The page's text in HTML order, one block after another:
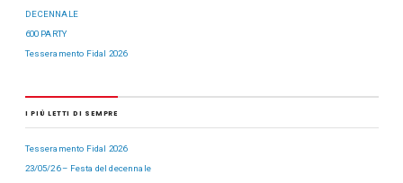
DECENNALE
600 PARTY
Tesseramento Fidal 2026
I PIÙ LETTI DI SEMPRE
Tesseramento Fidal 2026
23/05/26 – Festa del decennale